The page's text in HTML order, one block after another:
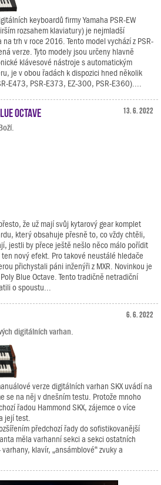
keyboardů firmy Yamaha PSR-EW
rozsahem klaviatury) je nejmladší
trh v roce 2016. Tento model vychází z PSR-
verze. Tyto modely jsou určeny hlavně
klávesové nástroje s automatickým
je v obou řadách k dispozici hned několik
E473, PSR-E373, EZ-300, PSR-E360)....
13. 6. 2022
Octave
že už mají svůj kytarový gear komplet
který obsahuje přesně to, co vždy chtěli,
jestli by přece ještě nešlo něco málo pořídit
nový efekt. Pro takové neustálé hledače
přichystali páni inženýři z MXR. Novinkou je
Blue Octave. Tento tradičně netradiční
o spoustu...
6. 6. 2022
digitálních varhan.
verze digitálních varhan SKX uvádí na
se na něj v dnešním testu. Protože mnoho
řadou Hammond SKX, zájemce o více
její test.
předchozí řady do sofistikovanější
měla varhanní sekci a sekci ostatních
klavír, „ansámblové“ zvuky a